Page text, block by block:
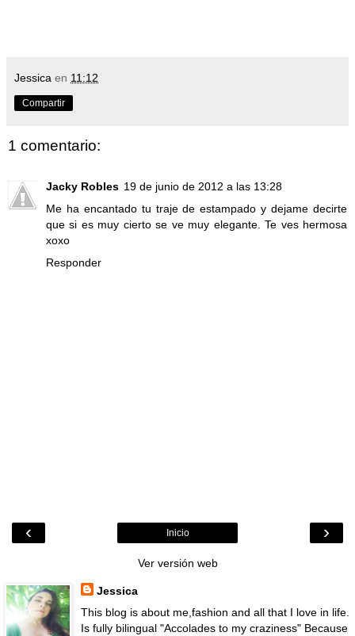
Jessica en 11:12
Compartir
1 comentario:
Jacky Robles 19 de junio de 2012 a las 13:28
Me ha encantado tu traje de estampado y dejame decirte
que si es muy cierto se ve muy elegante. Te ves hermosa
xoxo
Responder
‹ ›
Inicio
Ver versión web
Jessica
This blog is about me,fashion and all that I love in life.
Is fully bilingual "Accolades to my craziness" Because